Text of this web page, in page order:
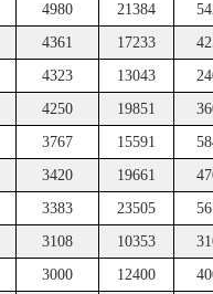
4980 21384
4361 17233
4323 13043
4250 19851
3767 15591
3420 19661
3383 23505
3108 10353
3000 12400